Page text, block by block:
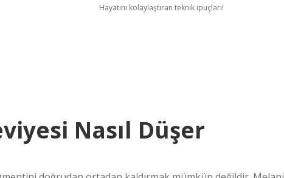
Hayatını kolaylaştıran teknik ipuçları!
Nasıl Düşer